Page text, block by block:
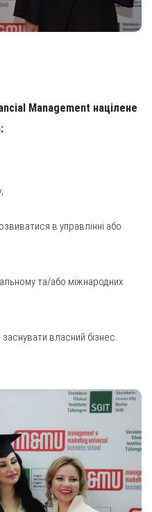
Management націлене
в управлінні або
та/або міжнародних
власний бізнес.